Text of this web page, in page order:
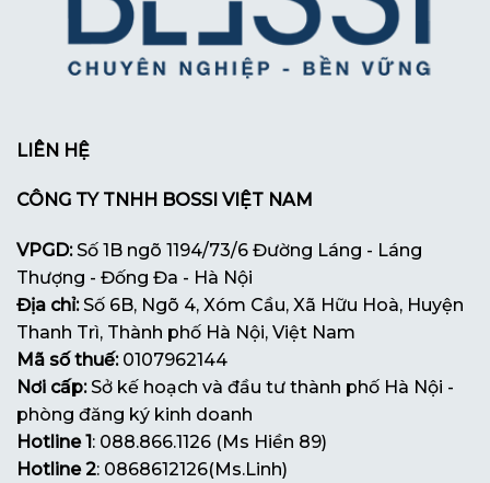
LIÊN HỆ
CÔNG TY TNHH BOSSI VIỆT NAM
VPGD:Số 1B ngõ 1194/73/6 Đường Láng - Láng
Thượng - Đống Đa - Hà Nội
Địa chỉ:Số 6B, Ngõ 4, Xóm Cầu, Xã Hữu Hoà, Huyện
Thanh Trì, Thành phố Hà Nội, Việt Nam
Mã số thuế:0107962144
Nơi cấp:Sở kế hoạch và đầu tư thành phố Hà Nội -
phòng đăng ký kinh doanh
Hotline 1 : 088.866.1126 (Ms Hiền 89)
Hotline 2: 0868612126(Ms.Linh)